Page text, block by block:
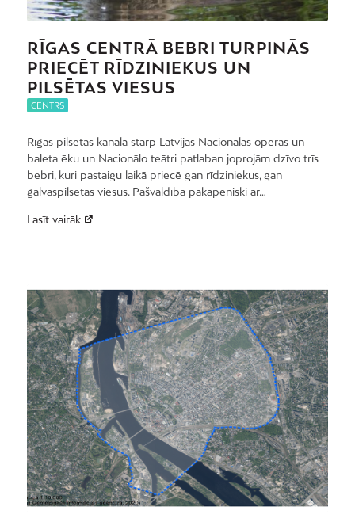
RĪGAS CENTRĀ BEBRI TURPINĀS
PRIECĒT RĪDZINIEKUS UN
PILSĒTAS VIESUS
CENTRS
Rīgas pilsētas kanālā starp Latvijas Nacionālās operas un
baleta ēku un Nacionālo teātri patlaban joprojām dzīvo trīs
bebri, kuri pastaigu laikā priecē gan rīdziniekus, gan
galvaspilsētas viesus. Pašvaldība pakāpeniski ar…
Lasīt vairāk